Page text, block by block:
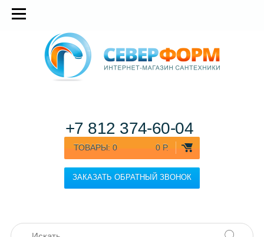
ТОВАРЫ: 0 0 Р.
ЗАКАЗАТЬ ОБРАТНЫЙ ЗВОНОК
+7 812 374-60-04